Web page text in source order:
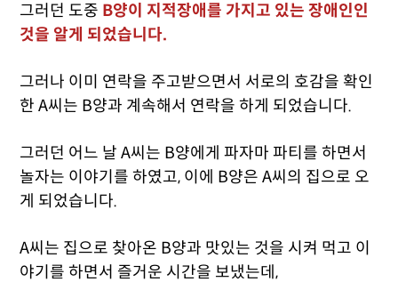
그러던 도중 B양이 지적장애를 가지고 있는 장애인인
것을 알게 되었습니다.
그러나 이미 연락을 주고받으면서 서로의 호감을 확인
한 A씨는 B양과 계속해서 연락을 하게 되었습니다.
그러던 어느 날 A씨는 B양에게 파자마 파티를 하면서
놀자는 이야기를 하였고, 이에 B양은 A씨의 집으로 오
게 되었습니다.
A씨는 집으로 찾아온 B양과 맛있는 것을 시켜 먹고 이
야기를 하면서 즐거운 시간을 보냈는데,